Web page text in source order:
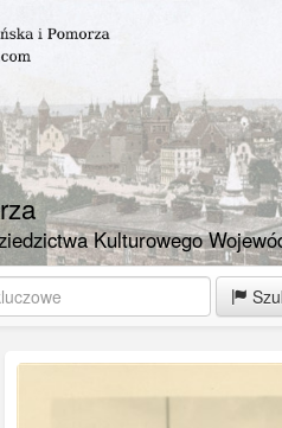
Kulturowego